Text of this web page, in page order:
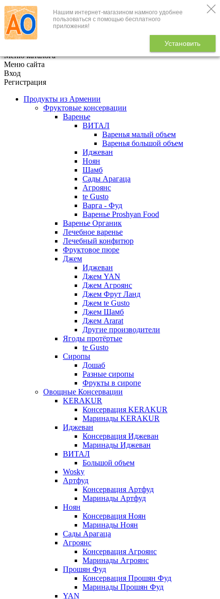
Нашим интернет-магазином намного удобнее
пользоваться с помощью бесплатного
приложения!
Установить
+7 (495) 646-888-1
В корзине
Меню каталога
Меню сайта
Вход
Регистрация
Продукты из Армении
Фруктовые консервации
Варенье
ВИТАЛ
Варенья малый объем
Варенья большой объем
Иджеван
Ноян
Шамб
Сады Арагаца
Агроянс
te Gusto
Варга - Фуд
Варенье Proshyan Food
Варенье Органик
Лечебное варенье
Лечебный конфитюр
Фруктовое пюре
Джем
Иджеван
Джем YAN
Джем Агроянс
Джем Фрут Ланд
Джем te Gusto
Джем Шамб
Джем Ararat
Другие производители
Ягоды протёртые
te Gusto
Сиропы
Дошаб
Разные сиропы
Фрукты в сиропе
Овощные Консервации
KERAKUR
Консервация KERAKUR
Маринады KERAKUR
Иджеван
Консервация Иджеван
Маринады Иджеван
ВИТАЛ
Большой объем
Wosky
Артфуд
Консервация Артфуд
Маринады Артфуд
Ноян
Консервация Ноян
Маринады Ноян
Сады Арагаца
Агроянс
Консервация Агроянс
Маринады Агроянс
Прошян Фуд
Консервация Прошян Фуд
Маринады Прошян Фуд
YAN